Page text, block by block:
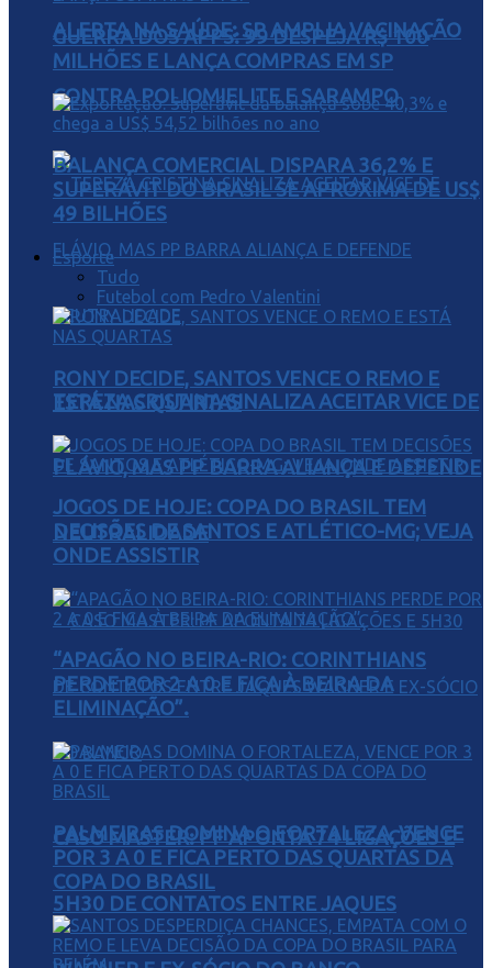
ALERTA NA SAÚDE: SP AMPLIA VACINAÇÃO
CONTRA POLIOMIELITE E SARAMPO
TEREZA CRISTINA SINALIZA ACEITAR VICE DE
FLÁVIO, MAS PP BARRA ALIANÇA E DEFENDE
NEUTRALIDADE
CASO MASTER: PF APONTA 74 LIGAÇÕES E
5H30 DE CONTATOS ENTRE JAQUES
GUERRA DOS APPS: 99 DESPEJA R$ 100
MILHÕES E LANÇA COMPRAS EM SP
BALANÇA COMERCIAL DISPARA 36,2% E
SUPERÁVIT DO BRASIL SE APROXIMA DE US$
49 BILHÕES
Esporte
Tudo
Futebol com Pedro Valentini
RONY DECIDE, SANTOS VENCE O REMO E
ESTÁ NAS QUARTAS
JOGOS DE HOJE: COPA DO BRASIL TEM
DECISÕES DE SANTOS E ATLÉTICO-MG; VEJA
ONDE ASSISTIR
“APAGÃO NO BEIRA-RIO: CORINTHIANS
PERDE POR 2 A 0 E FICA À BEIRA DA
ELIMINAÇÃO”.
PALMEIRAS DOMINA O FORTALEZA, VENCE
POR 3 A 0 E FICA PERTO DAS QUARTAS DA
COPA DO BRASIL